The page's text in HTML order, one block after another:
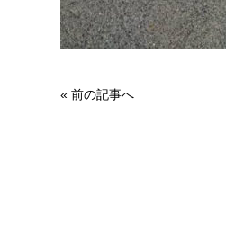
« 前の記事へ